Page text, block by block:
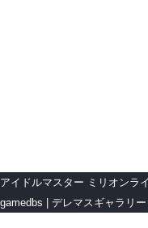
アイドルマスター ミリオンラ
gamedbs
デレマスギャラリー